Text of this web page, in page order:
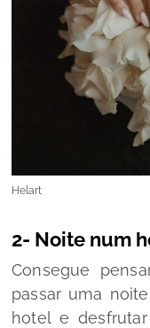
Helart
2- Noite num
Consegue
passar uma
hotel e